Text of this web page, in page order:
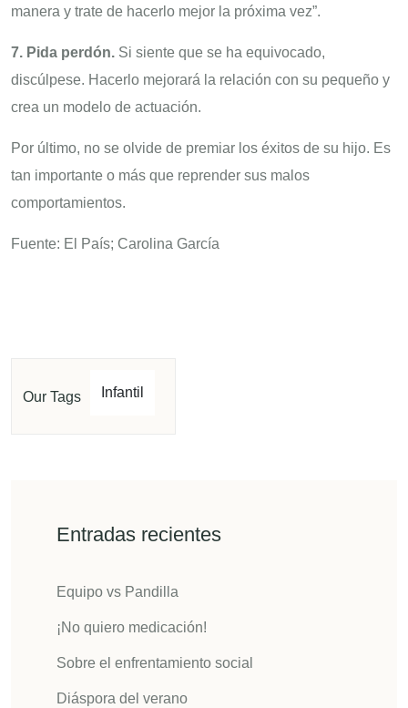
manera y trate de hacerlo mejor la próxima vez”.
7. Pida perdón. Si siente que se ha equivocado,
discúlpese. Hacerlo mejorará la relación con su pequeño y
crea un modelo de actuación.
Por último, no se olvide de premiar los éxitos de su hijo. Es
tan importante o más que reprender sus malos
comportamientos.
Fuente: El País; Carolina García
Our Tags Infantil
Entradas recientes
Equipo vs Pandilla
¡No quiero medicación!
Sobre el enfrentamiento social
Diáspora del verano